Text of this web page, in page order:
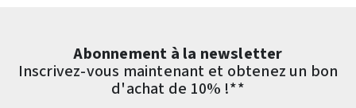
Abonnement à la newsletter
Inscrivez-vous maintenant et obtenez un bon
d'achat de 10% !**